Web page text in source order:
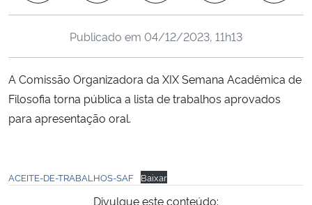
Ministério de Minas e Energia
Ministério da Ciência, Tecnologia, Inovações e Comunicações
Publicado em 04/12/2023, 11h13
A Comissão Organizadora da XIX Semana Acadêmica de
Filosofia torna pública a lista de trabalhos aprovados
para apresentação oral.
ACEITE-DE-TRABALHOS-SAF Baixar
Divulgue este conteúdo: